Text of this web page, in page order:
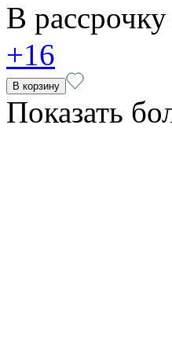
В рассрочку
+16
В корзину
Показать